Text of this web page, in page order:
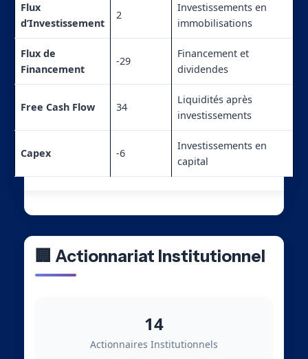
Flux
d’Investissement
2
Investissements en
immobilisations
Flux de
Financement
-29
Financement et
dividendes
Free Cash Flow 34
Liquidités après
investissements
Capex -6
Investissements en
capital
🏢 Actionnariat Institutionnel
14
Actionnaires Institutionnels